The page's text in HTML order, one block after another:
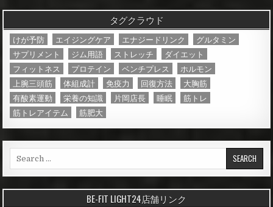
タグクラウド
けが予防 エイジングケア エナジードリンク
グルタミン
サプリメント
ジム用語 ストレッチ
ダイエット
フィットネス
プロテイン ベンチプレス
ホルモン
上腕三頭筋
体組成計 免疫力 回復方法
大胸筋
有酸素運動
栄養の知識 片岡店長 睡眠
筋トレ
筋トレアイテム
筋肥大
a
r
BE-FIT LIGHT24店舗リンク